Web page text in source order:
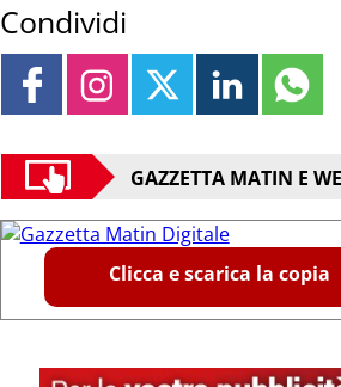
Condividi
GAZZETTA MATIN E
Clicca e scarica la copia